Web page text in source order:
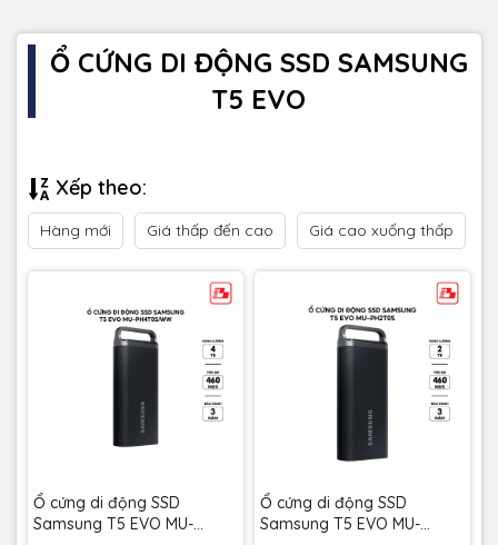
Ổ CỨNG DI ĐỘNG SSD SAMSUNG
T5 EVO
Xếp theo:
Hàng mới Giá thấp đến cao Giá cao xuống thấp
Ổ cứng di động SSD
Samsung T5 EVO MU-
Ổ cứng di động SSD
Samsung T5 EVO MU-